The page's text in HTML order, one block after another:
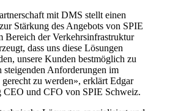
mit DMS stellt einen
Stärkung des Angebots von SPIE
Bereich der Verkehrsinfrastruktur
dass uns diese Lösungen
unsere Kunden bestmöglich zu
steigenden Anforderungen im
zu werden», erklärt Edgar
CEO und CFO von SPIE Schweiz.